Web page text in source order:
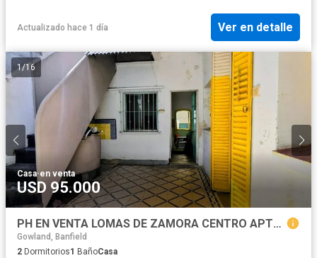
Actualizado hace 1 día Ver en detalle
1/16
Casa·en venta
USD 95.000
PH EN VENTA LOMAS DE ZAMORA CENTRO APTO CREDITO
Gowland, Banfield
2 Dormitorios1 BañoCasa